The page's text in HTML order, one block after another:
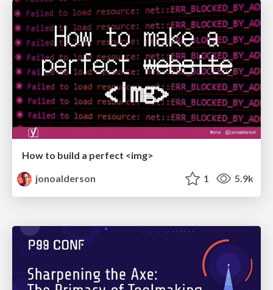
How to build a perfect <img>
jonoalderson
1 5.9k